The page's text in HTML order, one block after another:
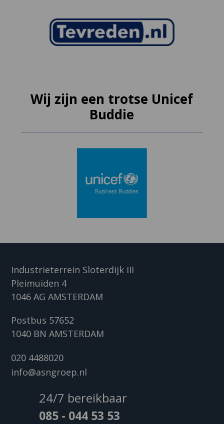
Wij zijn een trotse Unicef
Buddie
Industrieterrein Sloterdijk III
Pleimuiden 4
1046 AG AMSTERDAM
Postbus 57652
1040 BN AMSTERDAM
020 4488020
info@asngroep.nl
24/7 bereikbaar
085 - 044 53 53